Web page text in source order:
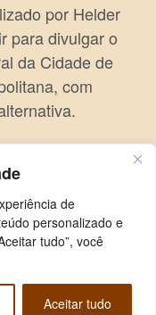
de
personalizado e
tudo”, você
Aceitar tudo
por Helder
para divulgar o
da Cidade de
com